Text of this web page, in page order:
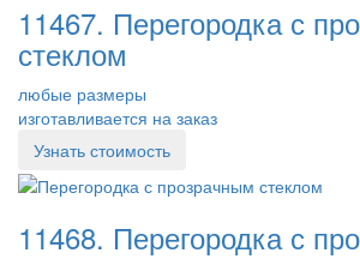
11467. Перегородка с
стеклом
любые размеры
изготавливается на заказ
Узнать стоимость
11468. Перегородка с